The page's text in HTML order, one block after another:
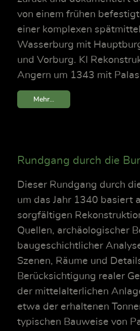
von einem frühen
einer komplexen
Wasserburg mit
und Vorburg. KI
Angern um 1343 mit
Mehr...
Rundgang durch die
Dieser Rundgang durch
um das Jahr 1340 basiert
sorgfältigen
Quellen, archäologischer
baugeschichtlicher
Szenen, Räume und
Berücksichtigung realer
der mittelalterlichen
etwa der erhaltenen
typischen Bauweise von